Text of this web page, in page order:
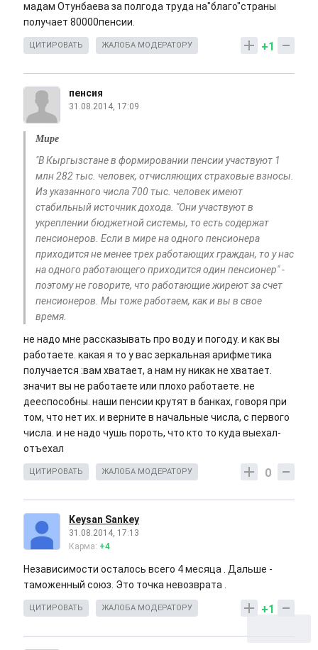
мадам Отунбаева за полгода труда на"благо"страны
получает 80000пенсии.
+1
ЦИТИРОВАТЬ ЖАЛОБА МОДЕРАТОРУ
пенсия
31.08.2014, 17:09
Мире
"В Кыргызстане в формировании пенсии участвуют 1
млн 282 тыс. человек, отчисляющих страховые взносы.
Из указанного числа 700 тыс. человек имеют
стабильный источник дохода. "Они участвуют в
укреплении бюджетной системы, то есть содержат
пенсионеров. Если в мире на одного пенсионера
приходится не менее трех работающих граждан, то у нас
на одного работающего приходится один пенсионер" -
поэтому не говорите, что работающие жиреют за счет
пенсионеров. Мы тоже работаем, как и вы в свое
время.
не надо мне рассказывать про воду и погоду. и как вы
работаете. какая я то у вас зеркальная арифметика
получается :вам хватает, а нам ну никак не хватает.
значит вы не работаете или плохо работаете. не
дееспособны. наши пенсии крутят в банках, говоря при
том, что нет их. и верните в начальные числа, с первого
числа. и не надо чушь пороть, что кто то куда выехал-
отъехал
0
ЦИТИРОВАТЬ ЖАЛОБА МОДЕРАТОРУ
Keysan Sankey
31.08.2014, 17:13
Карма: +4
Независимости осталось всего 4 месяца . Дальше -
таможенный союз. Это точка невозврата .
+1
ЦИТИРОВАТЬ ЖАЛОБА МОДЕРАТОРУ